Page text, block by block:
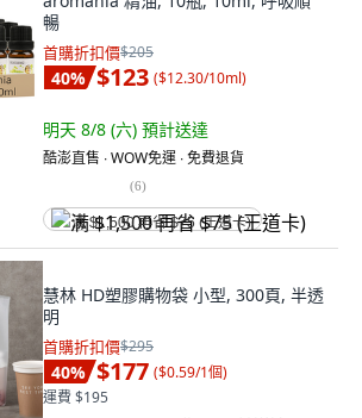
暢
首購折扣價$205
40% $123 ($12.30/10ml)
明天 8/8 (六) 預計送達
酷澎直售 ∙ WOW免運 ∙ 免費退貨
(6)
满 $1,500 再省 $75 (王道卡)
慧林 HD塑膠購物袋 小型, 300頁, 半透
明
首購折扣價$295
40% $177 ($0.59/1個)
運費 $195